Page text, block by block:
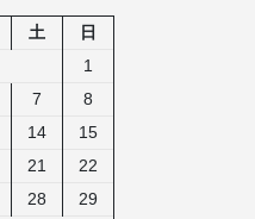
土
日
1
7
8
14
15
21
22
28
29